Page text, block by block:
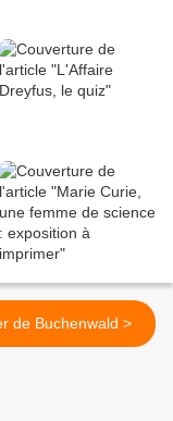
L'enfer de Buchenwald >